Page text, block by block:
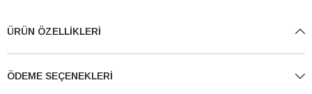
ÜRÜN ÖZELLIKLERI
ÖDEME SEÇENEKLERI